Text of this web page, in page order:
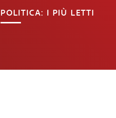
POLITICA: I PIÙ LETTI